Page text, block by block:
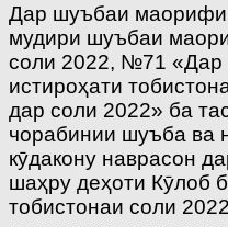
Дар шуъбаи
мудири шуъбаи
соли 2022, №71 «Дар
истироҳати
дар соли 2022» ба
чорабинии шуъба ва
кӯдакону наврасон
шаҳру деҳоти Кӯлоб
тобистонаи соли